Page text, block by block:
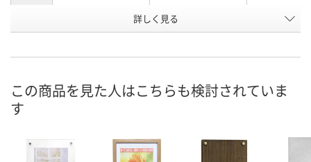
ナチュラル ブラック
号
お届け日
数量 数量
詳しく見る
この商品を見た人はこちらも検討されていま
す